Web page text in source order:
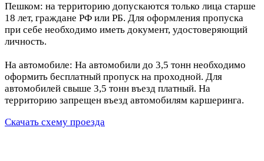
Пешком: на территорию допускаются только лица старше
18 лет, граждане РФ или РБ. Для оформления пропуска
при себе необходимо иметь документ, удостоверяющий
личность.
На автомобиле: На автомобили до 3,5 тонн необходимо
оформить бесплатный пропуск на проходной. Для
автомобилей свыше 3,5 тонн въезд платный. На
территорию запрещен въезд автомобилям каршеринга.
Скачать схему проезда